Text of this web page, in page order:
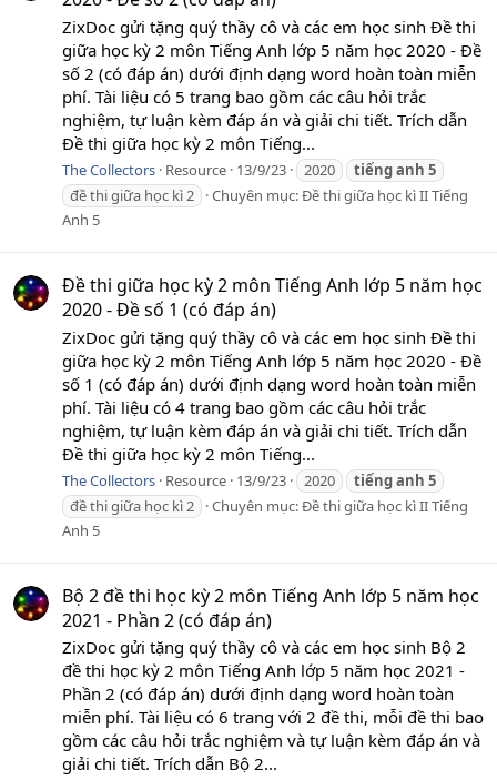
ZixDoc gửi tặng quý thầy cô và các em học sinh Đề thi
giữa học kỳ 2 môn Tiếng Anh lớp 5 năm học 2020 - Đề
số 2 (có đáp án) dưới định dạng word hoàn toàn miễn
phí. Tài liệu có 5 trang bao gồm các câu hỏi trắc
nghiệm, tự luận kèm đáp án và giải chi tiết. Trích dẫn
Đề thi giữa học kỳ 2 môn Tiếng...
The Collectors Resource 13/9/23 2020 tiếnganh 5
đề thi giữa học kì 2
Chuyên mục:Đề thi giữa học kì II Tiếng
Anh 5
Đề thi giữa học kỳ 2 môn Tiếng Anh lớp 5 năm học
2020 - Đề số 1 (có đáp án)
ZixDoc gửi tặng quý thầy cô và các em học sinh Đề thi
giữa học kỳ 2 môn Tiếng Anh lớp 5 năm học 2020 - Đề
số 1 (có đáp án) dưới định dạng word hoàn toàn miễn
phí. Tài liệu có 4 trang bao gồm các câu hỏi trắc
nghiệm, tự luận kèm đáp án và giải chi tiết. Trích dẫn
Đề thi giữa học kỳ 2 môn Tiếng...
The Collectors Resource 13/9/23 2020 tiếnganh 5
đề thi giữa học kì 2
Chuyên mục:Đề thi giữa học kì II Tiếng
Anh 5
Bộ 2 đề thi học kỳ 2 môn Tiếng Anh lớp 5 năm học
2021 - Phần 2 (có đáp án)
ZixDoc gửi tặng quý thầy cô và các em học sinh Bộ 2
đề thi học kỳ 2 môn Tiếng Anh lớp 5 năm học 2021 -
Phần 2 (có đáp án) dưới định dạng word hoàn toàn
miễn phí. Tài liệu có 6 trang với 2 đề thi, mỗi đề thi bao
gồm các câu hỏi trắc nghiệm và tự luận kèm đáp án và
giải chi tiết. Trích dẫn Bộ 2...